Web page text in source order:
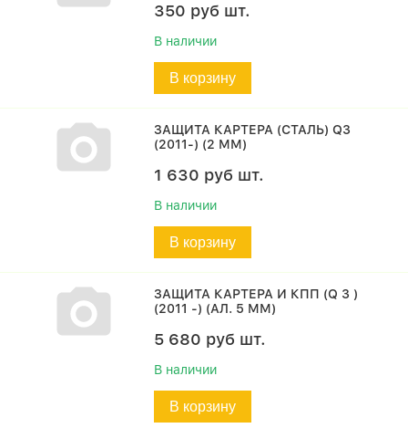
350 руб шт.
В наличии
В корзину
ЗАЩИТА КАРТЕРА (СТАЛЬ) Q3
(2011-) (2 ММ)
1 630 руб шт.
В наличии
В корзину
ЗАЩИТА КАРТЕРА И КПП (Q 3 )
(2011 -) (АЛ. 5 ММ)
5 680 руб шт.
В наличии
В корзину